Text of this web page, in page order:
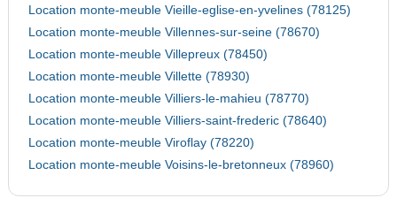
Location monte-meuble Vieille-eglise-en-yvelines (78125)
Location monte-meuble Villennes-sur-seine (78670)
Location monte-meuble Villepreux (78450)
Location monte-meuble Villette (78930)
Location monte-meuble Villiers-le-mahieu (78770)
Location monte-meuble Villiers-saint-frederic (78640)
Location monte-meuble Viroflay (78220)
Location monte-meuble Voisins-le-bretonneux (78960)